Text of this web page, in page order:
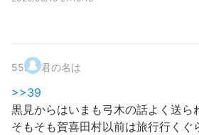
55. 君の名は
>>39
黒見からはいまも弓木の話よく送ら
そもそも賀喜田村以前は旅行行くぐ